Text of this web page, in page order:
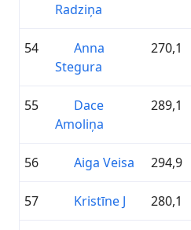
Radziņa
54
Anna
Stegura
270,1
55
Dace
Amoliņa
289,1
56 Aiga Veisa 294,9
57 Kristīne J 280,1